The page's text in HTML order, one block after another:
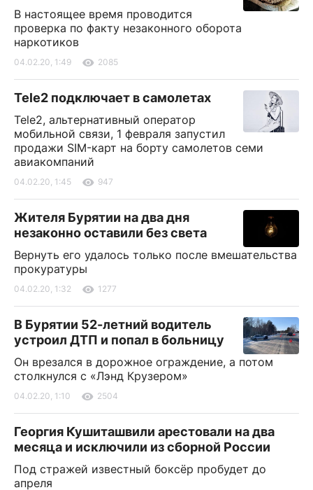
В настоящее время проводится
проверка по факту незаконного оборота
наркотиков
04.02.20, 1:49 2085
Tele2 подключает в самолетах
Tele2, альтернативный оператор
мобильной связи, 1 февраля запустил
продажи SIM-карт на борту самолетов семи
авиакомпаний
04.02.20, 1:45 947
Жителя Бурятии на два дня
незаконно оставили без света
Вернуть его удалось только после вмешательства
прокуратуры
04.02.20, 1:32 1277
В Бурятии 52-летний водитель
устроил ДТП и попал в больницу
Он врезался в дорожное ограждение, а потом
столкнулся с «Лэнд Крузером»
04.02.20, 1:10 2504
Георгия Кушиташвили арестовали на два
месяца и исключили из сборной России
Под стражей известный боксёр пробудет до
апреля